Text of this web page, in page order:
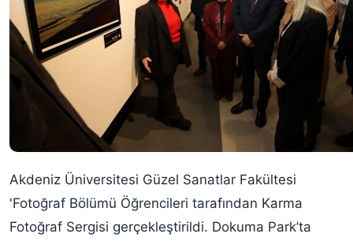
Akdeniz Üniversitesi Güzel Sanatlar Fakültesi
'Fotoğraf Bölümü Öğrencileri tarafından Karma
Fotoğraf Sergisi gerçekleştirildi. Dokuma Park’ta